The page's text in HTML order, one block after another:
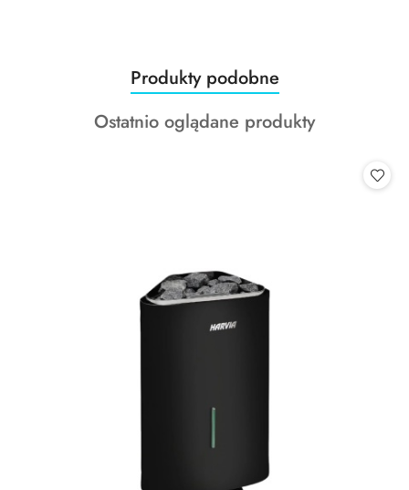
Pomiń karuzelę produktów
Produkty
o
statusie:
Produkty podobne
Produkty
Ostatnio oglądane produkty